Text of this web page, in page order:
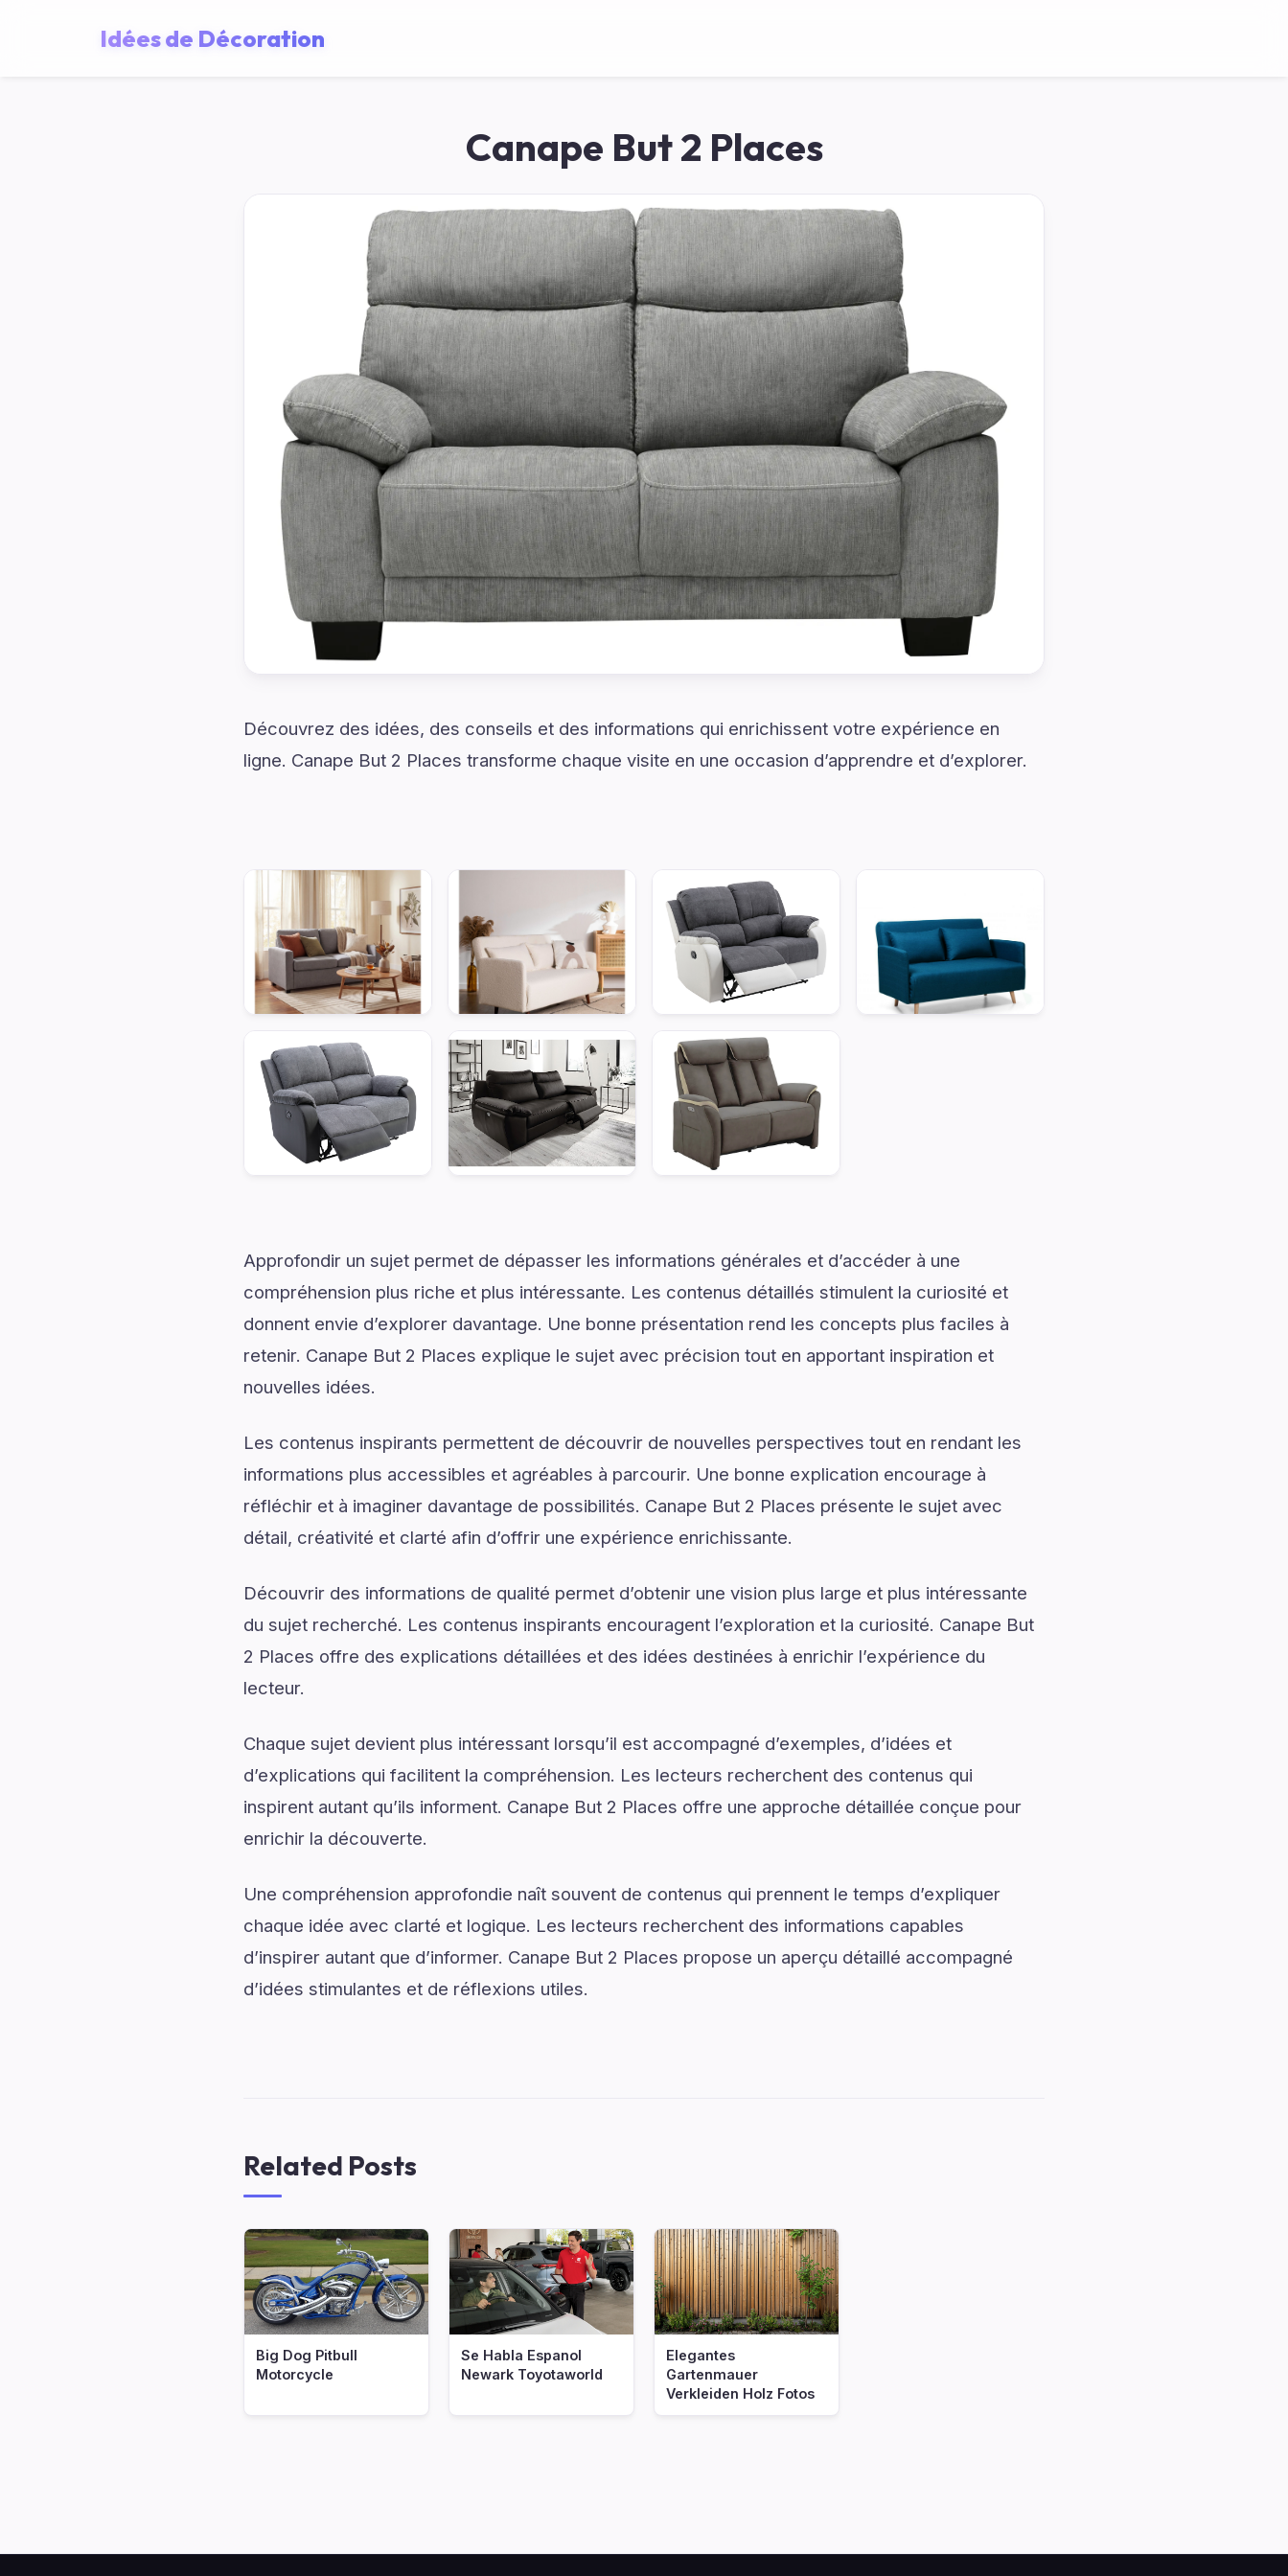
Idées de Décoration
Canape But 2 Places
Découvrez des idées, des conseils et des informations qui enrichissent votre expérience en
ligne. Canape But 2 Places transforme chaque visite en une occasion d’apprendre et d’explorer.
Approfondir un sujet permet de dépasser les informations générales et d’accéder à une
compréhension plus riche et plus intéressante. Les contenus détaillés stimulent la curiosité et
donnent envie d’explorer davantage. Une bonne présentation rend les concepts plus faciles à
retenir. Canape But 2 Places explique le sujet avec précision tout en apportant inspiration et
nouvelles idées.
Les contenus inspirants permettent de découvrir de nouvelles perspectives tout en rendant les
informations plus accessibles et agréables à parcourir. Une bonne explication encourage à
réfléchir et à imaginer davantage de possibilités. Canape But 2 Places présente le sujet avec
détail, créativité et clarté afin d’offrir une expérience enrichissante.
Découvrir des informations de qualité permet d’obtenir une vision plus large et plus intéressante
du sujet recherché. Les contenus inspirants encouragent l’exploration et la curiosité. Canape But
2 Places offre des explications détaillées et des idées destinées à enrichir l’expérience du
lecteur.
Chaque sujet devient plus intéressant lorsqu’il est accompagné d’exemples, d’idées et
d’explications qui facilitent la compréhension. Les lecteurs recherchent des contenus qui
inspirent autant qu’ils informent. Canape But 2 Places offre une approche détaillée conçue pour
enrichir la découverte.
Une compréhension approfondie naît souvent de contenus qui prennent le temps d’expliquer
chaque idée avec clarté et logique. Les lecteurs recherchent des informations capables
d’inspirer autant que d’informer. Canape But 2 Places propose un aperçu détaillé accompagné
d’idées stimulantes et de réflexions utiles.
Related Posts
Big Dog Pitbull
Motorcycle
Se Habla Espanol
Newark Toyotaworld
Elegantes
Gartenmauer
Verkleiden Holz Fotos